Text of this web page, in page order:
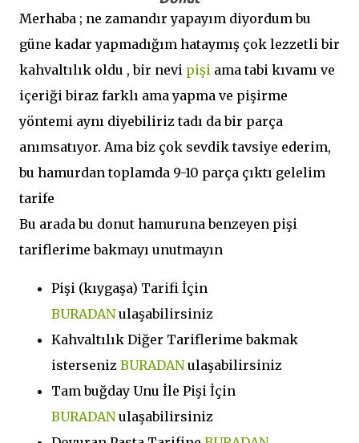
Merhaba ; ne zamandır yapayım diyordum bu
güne kadar yapmadığım hataymış çok lezzetli bir
kahvaltılık oldu , bir nevi pişi ama tabi kıvamı ve
içeriği biraz farklı ama yapma ve pişirme
yöntemi aynı diyebiliriz tadı da bir parça
anımsatıyor. Ama biz çok sevdik tavsiye ederim,
bu hamurdan toplamda 9-10 parça çıktı gelelim
tarife
Bu arada bu donut hamuruna benzeyen pişi
tariflerime bakmayı unutmayın
Pişi (kıygaşa) Tarifi İçin
BURADANulaşabilirsiniz
Kahvaltılık Diğer Tariflerime bakmak
isterseniz BURADANulaşabilirsiniz
Tam buğday Unu İle Pişi İçin
BURADANulaşabilirsiniz